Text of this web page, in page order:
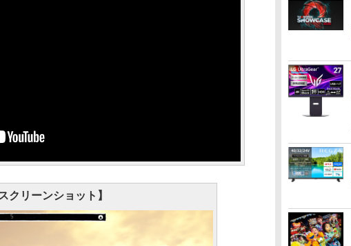
クリーンショット】